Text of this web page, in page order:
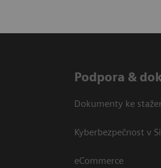
Podpora &
Dokumenty ke
Kyberbezpečnost v
eCommerce